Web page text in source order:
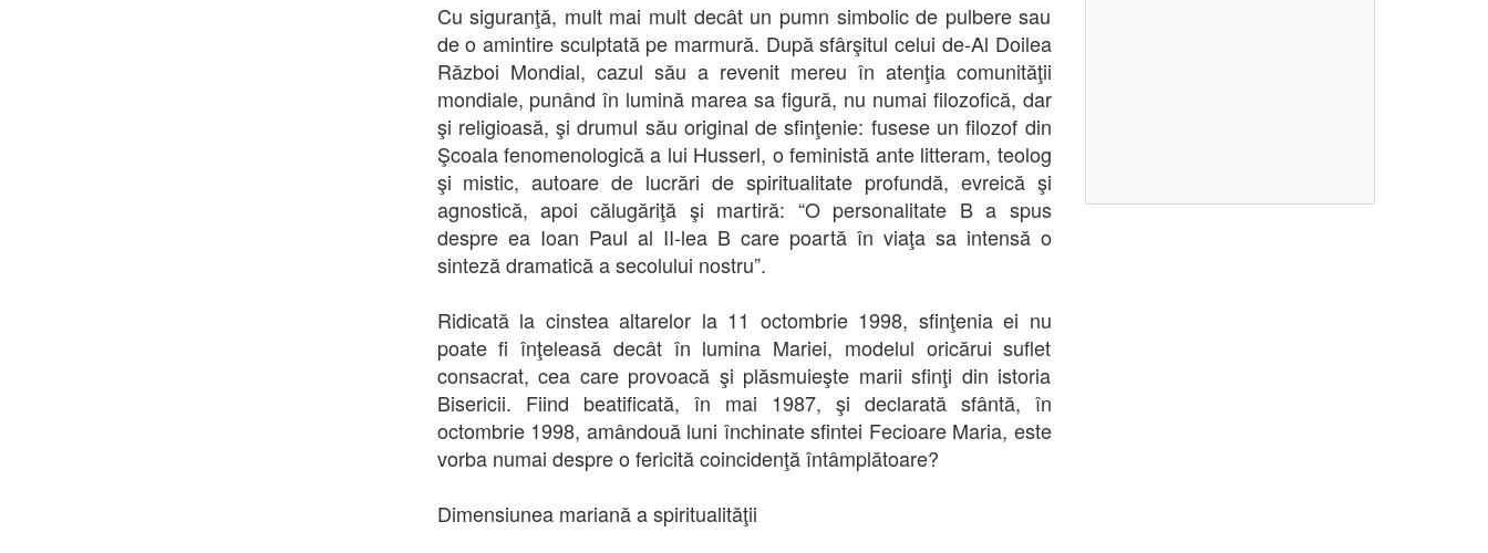
Cu siguranţă, mult mai mult decât un pumn simbolic de pulbere sau
de o amintire sculptată pe marmură. După sfârşitul celui de-Al Doilea
Război Mondial, cazul său a revenit mereu în atenţia comunităţii
mondiale, punând în lumină marea sa figură, nu numai filozofică, dar
şi religioasă, şi drumul său original de sfinţenie: fusese un filozof din
Şcoala fenomenologică a lui Husserl, o feministă ante litteram, teolog
şi mistic, autoare de lucrări de spiritualitate profundă, evreică şi
agnostică, apoi călugăriţă şi martiră: “O personalitate B a spus
despre ea Ioan Paul al II-lea B care poartă în viaţa sa intensă o
sinteză dramatică a secolului nostru”.
Ridicată la cinstea altarelor la 11 octombrie 1998, sfinţenia ei nu
poate fi înţeleasă decât în lumina Mariei, modelul oricărui suflet
consacrat, cea care provoacă şi plăsmuieşte marii sfinţi din istoria
Bisericii. Fiind beatificată, în mai 1987, şi declarată sfântă, în
octombrie 1998, amândouă luni închinate sfintei Fecioare Maria, este
vorba numai despre o fericită coincidenţă întâmplătoare?
Dimensiunea mariană a spiritualităţii